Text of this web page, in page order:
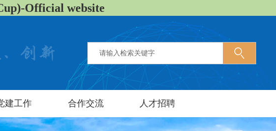
Official website
建工作 合作交流 人才招聘